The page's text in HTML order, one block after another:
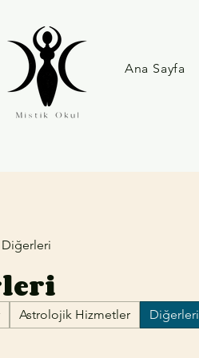
Ana Sayfa
Diğerleri
Astrolojik Hizmetler Diğerleri